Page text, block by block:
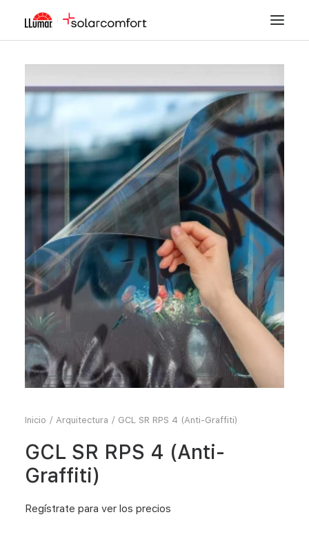
LÁMINAS SOLARES
SEGURIDAD
DECORACIÓN
TINTADO DE LUNAS
PPF
ACCESORIOS
MI CUENTA
Inicio Arquitectura GCL SR RPS 4 (Anti-Graffiti)
GCL SR RPS 4 (Anti-
Graffiti)
Regístrate para ver los precios